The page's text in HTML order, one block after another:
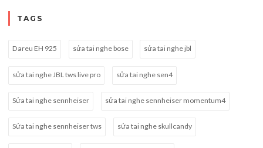
TAGS
Dareu EH 925 sửa tai nghe bose sửa tai nghe jbl
sửa tai nghe JBL tws live pro sửa tai nghe sen4
Sửa tai nghe sennheiser sửa tai nghe sennheiser momentum4
Sửa tai nghe sennheiser tws sửa tai nghe skullcandy